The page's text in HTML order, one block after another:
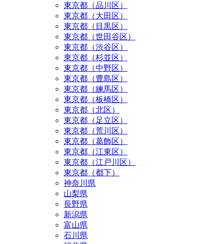
東京都（品川区）
東京都（大田区）
東京都（目黒区）
東京都（世田谷区）
東京都（渋谷区）
東京都（杉並区）
東京都（中野区）
東京都（豊島区）
東京都（練馬区）
東京都（板橋区）
東京都（北区）
東京都（足立区）
東京都（荒川区）
東京都（葛飾区）
東京都（江東区）
東京都（江戸川区）
東京都（都下）
神奈川県
山梨県
長野県
新潟県
富山県
石川県